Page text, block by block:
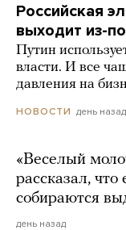
Российская
выходит из-
Путин
власти. И все
давления на
НОВОСТИ день назад
«Веселый
рассказал, что
собираются
день назад